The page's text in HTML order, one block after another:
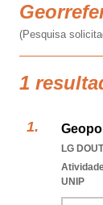
(Pesquisa
1
LG
UNIP